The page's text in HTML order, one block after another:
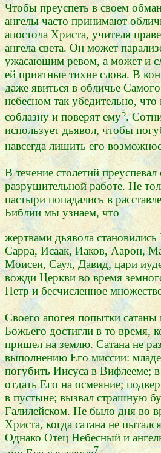
Чтобы преуспеть в своем
ангелы часто принимают
апостола Христа, учителя
ангела света. Он может
ужасающим ревом, а может и
ей приятные тихие слова. В
даже явиться в обличье
небесном так убедительно,
соблазну и поверят ему5.
использует дьявол, чтобы
навсегда лишить его
В течение столетий преуспевал
разрушительной работе. Не
пастыри попадались в
Библии мы узнаем, что
жертвами дьявола
Сарра, Исаак, Иаков, Аарон,
Моисеи, Саул, Давид, цари
вожди Церкви во время
Петр и бесчисленное
Своего апогея попытки
Божьего достигли в то время,
пришел на землю. Сатана не
выполнению Его миссии:
погубить Иисуса в Вифлееме; в
отдать Его на осмеяние;
в пустыне; вызвал страшную
Галилейском. Не было дня во
Христа, когда сатана не
Однако Отец Небесный и
7